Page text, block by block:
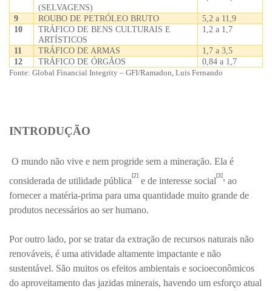
(SELVAGENS)
9 ROUBO DE PETRÓLEO BRUTO
5,2 a 11,9
10
TRÁFICO DE BENS CULTURAIS E
ARTÍSTICOS
1,2 a 1,7
11 TRÁFICO DE ARMAS
1,7 a 3,5
12
TRÁFICO DE ÓRGÃOS
0,84 a 1,7
Fonte: Global Financial Integrity – GFI/Ramadon, Luis Fernando
INTRODUÇÃO
O mundo não vive e nem progride sem a mineração. Ela é
considerada de utilidade pública [2] e de interesse social [3] , ao
fornecer a matéria-prima para uma quantidade muito grande de
produtos necessários ao ser humano.
Por outro lado, por se tratar da extração de recursos naturais não
renováveis, é uma atividade altamente impactante e não
sustentável. São muitos os efeitos ambientais e socioeconômicos
do aproveitamento das jazidas minerais, havendo um esforço atual